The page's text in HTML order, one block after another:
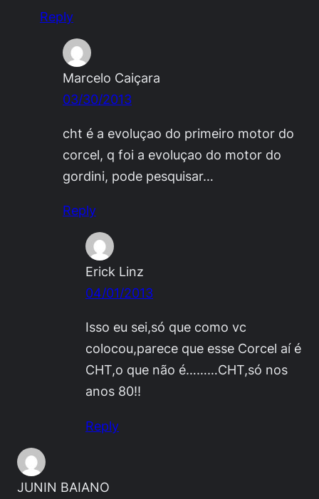
Reply
Marcelo Caiçara
03/30/2013
cht é a evoluçao do primeiro motor do
corcel, q foi a evoluçao do motor do
gordini, pode pesquisar…
Reply
Erick Linz
04/01/2013
Isso eu sei,só que como vc
colocou,parece que esse Corcel aí é
CHT,o que não é………CHT,só nos
anos 80!!
Reply
JUNIN BAIANO